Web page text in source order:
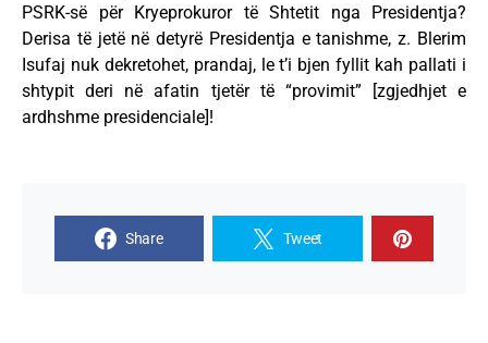
PSRK-së për Kryeprokuror të Shtetit nga Presidentja?
Derisa të jetë në detyrë Presidentja e tanishme, z. Blerim
Isufaj nuk dekretohet, prandaj, le t’i bjen fyllit kah pallati i
shtypit deri në afatin tjetër të “provimit” [zgjedhjet e
ardhshme presidenciale]!
Share Tweet